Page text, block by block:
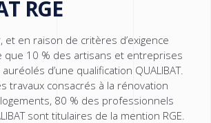
RGE
et en raison de critères d’exigence
que 10 % des artisans et entreprises
d’une qualification QUALIBAT.
travaux consacrés à la rénovation
80 % des professionnels
sont titulaires de la mention RGE.